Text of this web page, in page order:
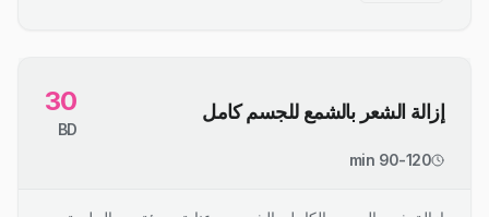
إزالة الشعر بالشمع للجسم كامل 30
BD
90-120 min